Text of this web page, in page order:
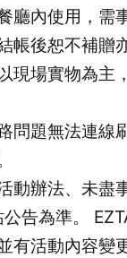
廳內使用，需
帳後恕不補贈
現場實物為主
問題無法連線
動辦法、未盡
公告為準。
有活動內容變